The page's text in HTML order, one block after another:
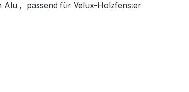
Alu , passend für Velux-Holzfenster